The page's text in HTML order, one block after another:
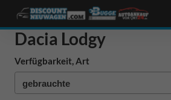
Dacia Lodgy
Verfügbarkeit, Art